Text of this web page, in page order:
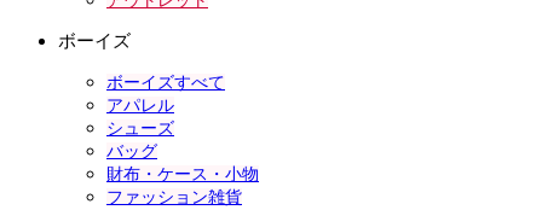
ボーイズ
ボーイズすべて
アパレル
シューズ
バッグ
財布・ケース・小物
ファッション雑貨